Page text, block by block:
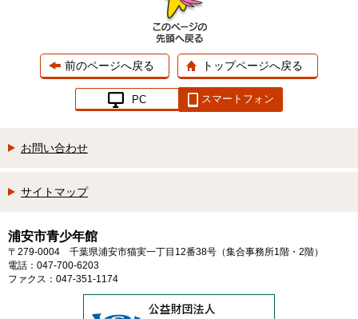
前のページへ戻る トップページへ戻る
PC スマートフォン
お問い合わせ
サイトマップ
浦安市青少年館
〒279-0004 千葉県浦安市猫実一丁目12番38号（集合事務所1階・2階）
電話：047-700-6203
ファクス：047-351-1174